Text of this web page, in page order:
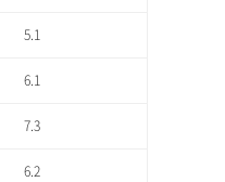
5.1
6.1
7.3
6.2